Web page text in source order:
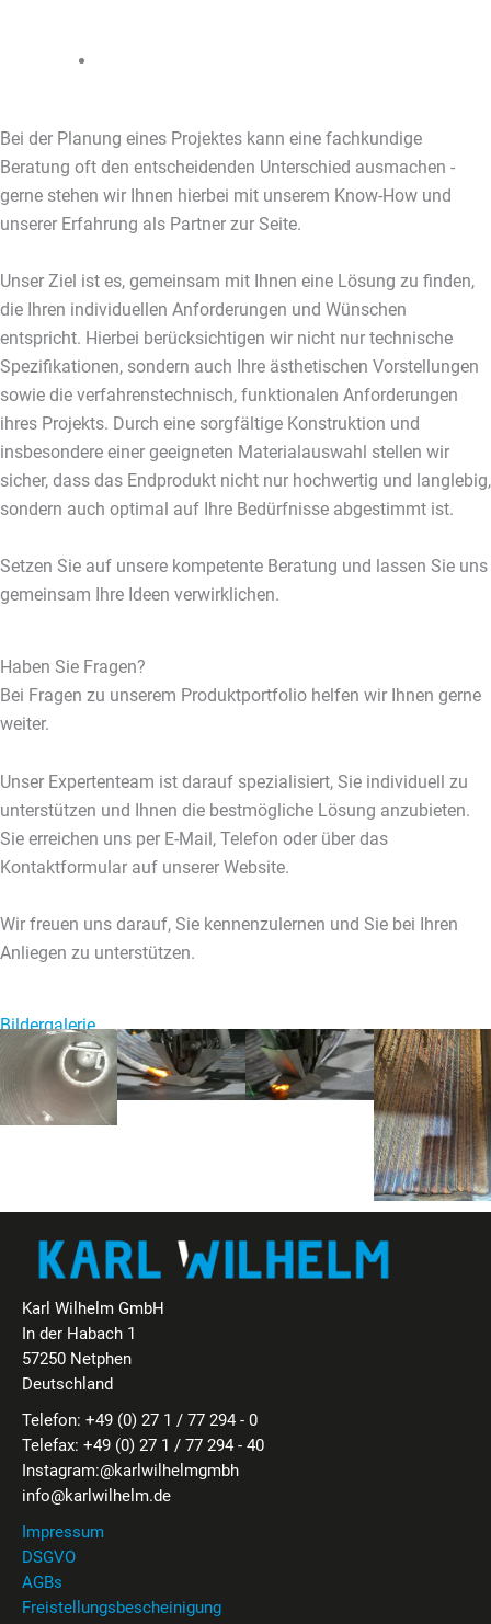
Bei der Planung eines Projektes kann eine fachkundige
Beratung oft den entscheidenden Unterschied ausmachen -
gerne stehen wir Ihnen hierbei mit unserem Know-How und
unserer Erfahrung als Partner zur Seite.
Unser Ziel ist es, gemeinsam mit Ihnen eine Lösung zu finden,
die Ihren individuellen Anforderungen und Wünschen
entspricht. Hierbei berücksichtigen wir nicht nur technische
Spezifikationen, sondern auch Ihre ästhetischen Vorstellungen
sowie die verfahrenstechnisch, funktionalen Anforderungen
ihres Projekts. Durch eine sorgfältige Konstruktion und
insbesondere einer geeigneten Materialauswahl stellen wir
sicher, dass das Endprodukt nicht nur hochwertig und langlebig,
sondern auch optimal auf Ihre Bedürfnisse abgestimmt ist.
Setzen Sie auf unsere kompetente Beratung und lassen Sie uns
gemeinsam Ihre Ideen verwirklichen.
Haben Sie Fragen?
Bei Fragen zu unserem Produktportfolio helfen wir Ihnen gerne
weiter.
Unser Expertenteam ist darauf spezialisiert, Sie individuell zu
unterstützen und Ihnen die bestmögliche Lösung anzubieten.
Sie erreichen uns per E-Mail, Telefon oder über das
Kontaktformular auf unserer Website.
Wir freuen uns darauf, Sie kennenzulernen und Sie bei Ihren
Anliegen zu unterstützen.
Bildergalerie
Karl Wilhelm GmbH
In der Habach 1
57250 Netphen
Deutschland
Telefon: +49 (0) 27 1 / 77 294 - 0
Telefax: +49 (0) 27 1 / 77 294 - 40
Instagram:@karlwilhelmgmbh
info@karlwilhelm.de
Impressum
DSGVO
AGBs
Freistellungsbescheinigung